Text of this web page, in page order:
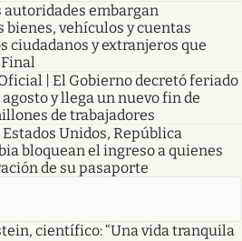
autoridades embargan
vehículos y cuentas
ciudadanos y extranjeros que
| El Gobierno decretó feriado
y llega un nuevo fin de
de trabajadores
Unidos, República
bloquean el ingreso a quienes
de su pasaporte
científico: “Una vida tranquila